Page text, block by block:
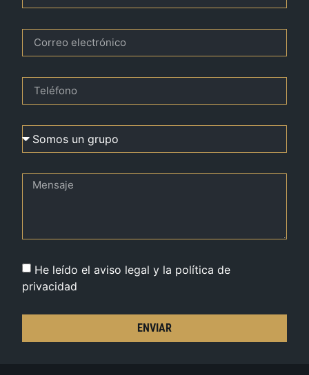
He leído el aviso legal y la política de
privacidad
ENVIAR